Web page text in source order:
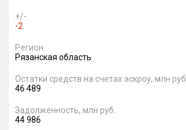
+/-
-2
Регион
Рязанская область
Остатки средств на счетах эскроу, млн руб.
46 489
Задолженность, млн руб.
44 986